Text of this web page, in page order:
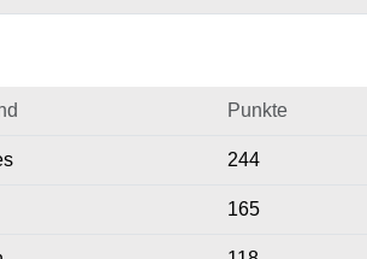
Punkte
244
165